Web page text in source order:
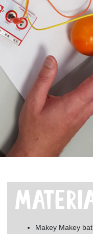
Makey Makey bat